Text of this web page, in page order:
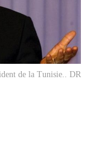
de la Tunisie.. DR